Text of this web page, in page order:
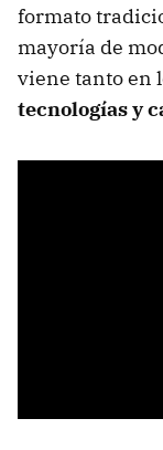
formato
mayoría de
viene tanto en
tecnologías y